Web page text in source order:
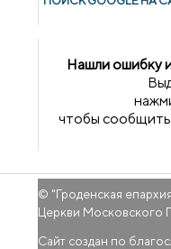
Нашли ошибку
чтобы
© "Гроденская
Церкви Московского
Сайт создан по